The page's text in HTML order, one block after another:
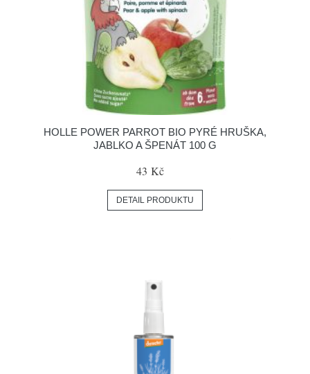
HOLLE POWER PARROT BIO PYRÉ HRUŠKA,
JABLKO A ŠPENÁT 100 G
43 Kč
DETAIL PRODUKTU